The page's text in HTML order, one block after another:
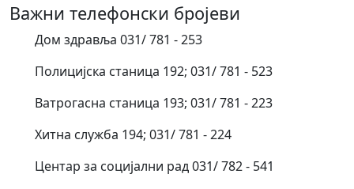
Важни телефонски бројеви
Дом здравља 031/ 781 - 253
Полицијска станица 192; 031/ 781 - 523
Ватрогасна станица 193; 031/ 781 - 223
Хитна служба 194; 031/ 781 - 224
Центар за социјални рад 031/ 782 - 541